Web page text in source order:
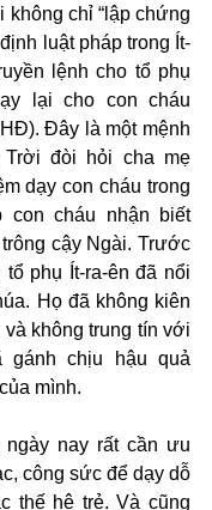
chỉ “lập chứng
luật pháp trong Ít-
lệnh cho tổ phụ
lại cho con cháu
Đây là một mệnh
đòi hỏi cha mẹ
dạy con cháu trong
con cháu nhận biết
cậy Ngài. Trước
phụ Ít-ra-ên đã nổi
Họ đã không kiên
không trung tín với
gánh chịu hậu quả
mình.
ngày nay rất cần ưu
công sức để dạy dỗ
thế hệ trẻ. Và cũng